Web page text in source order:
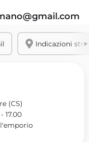
Indicazioni
(CS)
17.00